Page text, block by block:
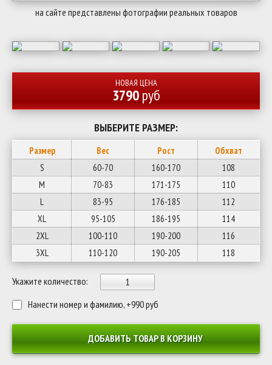
на сайте представлены фотографии реальных товаров
НОВАЯ ЦЕНА
3790руб
ВЫБЕРИТЕ РАЗМЕР:
Размер Вес Рост
Обхват
S
60-70 160-170
108
M
70-83 171-175
110
L
83-95 176-185
112
XL
95-105 186-195
114
2XL
100-110 190-200
116
3XL
110-120 190-205 118
Укажите количество:
Нанести номер и фамилию, +990 руб
ДОБАВИТЬ ТОВАР В КОРЗИНУ